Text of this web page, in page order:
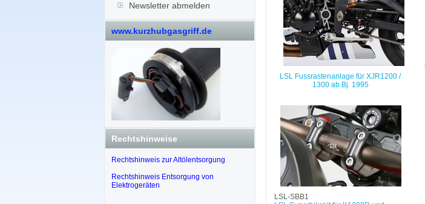
Newsletter abmelden
www.kurzhubgasgriff.de
Rechtshinweise
Rechtshinweis zur Altölentsorgung
Rechtshinweis Entsorgung von
Elektrogeräten
LSL Fussrastenanlage für XJR1200 /
1300 ab Bj. 1995
LSL-SBB1